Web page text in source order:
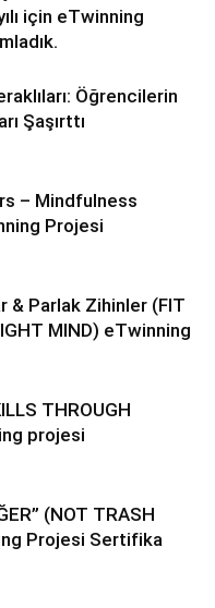
için eTwinning
Öğrencilerin
Şaşırttı
– Mindfulness
Projesi
& Parlak Zihinler (FIT
MIND) eTwinning
THROUGH
projesi
(NOT TRASH
Projesi Sertifika